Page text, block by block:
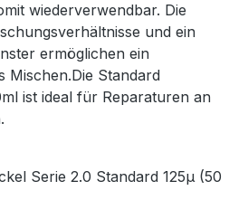
wiederverwendbar. Die
und ein
ermöglichen ein
Mischen.Die Standard
ist ideal für Reparaturen an